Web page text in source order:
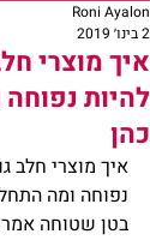
איך מוצרי
להיות
כהן
Roni Ayalon
2 בינו׳ 2019
איך מוצרי חלב
נפוחה ומה
בטן שטוחה